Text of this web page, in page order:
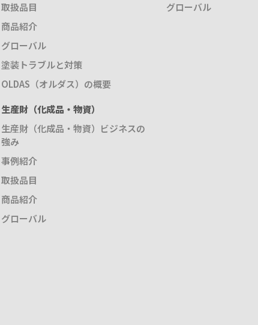
取扱品目
商品紹介
グローバル
塗装トラブルと対策
OLDAS（オルダス）の概要
生産財（化成品・物資）
生産財（化成品・物資）ビジネスの
強み
事例紹介
取扱品目
商品紹介
グローバル
グローバル